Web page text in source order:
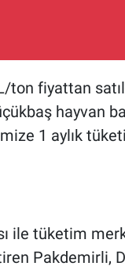
ton fiyattan
hayvan
1 aylık
ile tüketim
Pakdemirli,